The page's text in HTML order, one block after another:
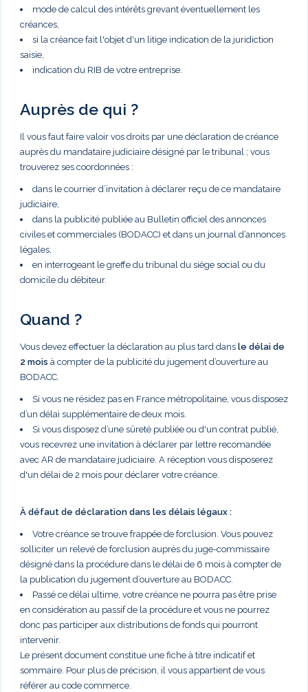
mode de calcul des intérêts grevant éventuellement les
créances,
si la créance fait l'objet d'un litige indication de la juridiction
saisie,
indication du RIB de votre entreprise.
Auprès de qui ?
Il vous faut faire valoir vos droits par une déclaration de créance
auprès du mandataire judiciaire désigné par le tribunal ; vous
trouverez ses coordonnées :
dans le courrier d’invitation à déclarer reçu de ce mandataire
judiciaire,
dans la publicité publiée au Bulletin officiel des annonces
civiles et commerciales (BODACC) et dans un journal d’annonces
légales,
en interrogeant le greffe du tribunal du siège social ou du
domicile du débiteur.
Quand ?
Vous devez effectuer la déclaration au plus tard dans le délai de
2 mois à compter de la publicité du jugement d’ouverture au
BODACC.
Si vous ne résidez pas en France métropolitaine, vous disposez
d’un délai supplémentaire de deux mois.
Si vous disposez d’une sûreté publiée ou d'un contrat publié,
vous recevrez une invitation à déclarer par lettre recomandée
avec AR de mandataire judiciaire. A réception vous disposerez
d'un délai de 2 mois pour déclarer votre créance.
À défaut de déclaration dans les délais légaux :
Votre créance se trouve frappée de forclusion. Vous pouvez
solliciter un relevé de forclusion auprès du juge-commissaire
désigné dans la procédure dans le délai de 6 mois à compter de
la publication du jugement d’ouverture au BODACC.
Passé ce délai ultime, votre créance ne pourra pas être prise
en considération au passif de la procédure et vous ne pourrez
donc pas participer aux distributions de fonds qui pourront
intervenir.
Le présent document constitue une fiche à titre indicatif et
sommaire. Pour plus de précision, il vous appartient de vous
référer au code commerce.